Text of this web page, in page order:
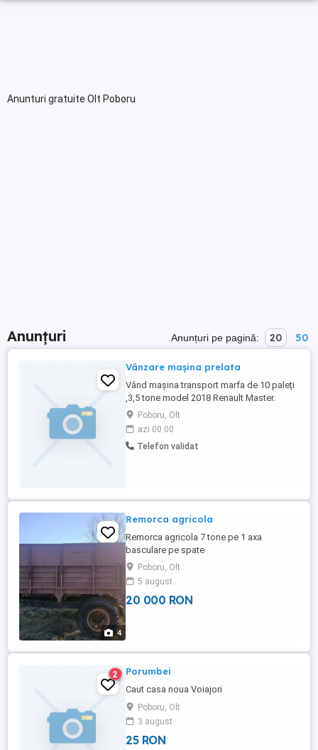
Anunturi gratuite Olt Poboru
Anunțuri Anunțuri pe pagină: 20 50
Vânzare mașina prelata
Vând mașina transport marfa de 10 paleți
,3,5 tone model 2018 Renault Master.
Poboru, Olt
azi 00:00
Telefon validat
4
Remorca agricola
Remorca agricola 7 tone pe 1 axa
basculare pe spate
Poboru, Olt
5 august
20 000 RON
2 Porumbei
Caut casa noua Voiajori
Poboru, Olt
3 august
25 RON